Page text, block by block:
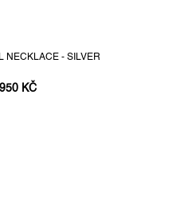
NECKLACE - SILVER
KČ